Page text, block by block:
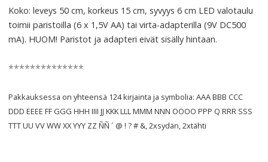
Koko: leveys 50 cm, korkeus 15 cm, syvyys 6 cm LED valotaulu
toimii paristoilla (6 x 1,5V AA) tai virta-adapterilla (9V DC500
mA). HUOM! Paristot ja adapteri eivät sisälly hintaan.
**************
Pakkauksessa on yhteensä 124 kirjainta ja symbolia: AAA BBB CCC
DDD EEEE FF GGG HHH IIII JJ KKK LLL MMM NNN OOOO PPP Q RRR SSS
TTT UU VV WW XX YYY ZZ ÑÑ ´ @ ! ? # &, 2xsydän, 2xtähti